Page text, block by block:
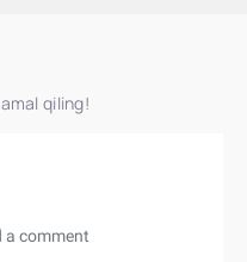
amal qiling!